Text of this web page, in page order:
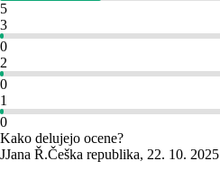
5
3
0
2
0
1
0
Kako delujejo ocene?
JJana Ř.Češka republika, 22. 10. 2025